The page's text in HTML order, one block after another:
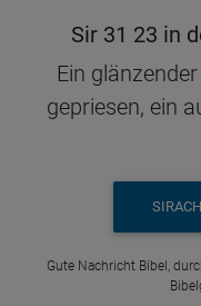
Sir 31 23 in
Ein
gepriesen, ein
Gute Nachricht Bibel,